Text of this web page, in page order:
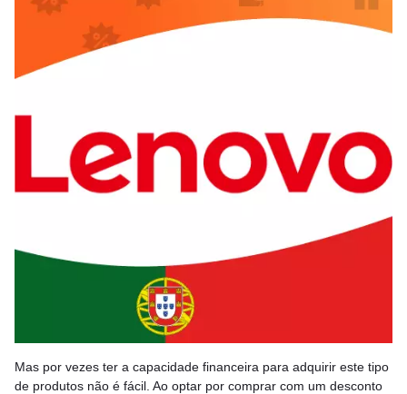
Mas por vezes ter a capacidade financeira para adquirir este tipo
de produtos não é fácil. Ao optar por comprar com um desconto